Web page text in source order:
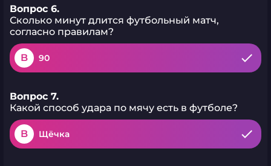
Вопрос 6.
Сколько минут длится футбольный матч,
согласно правилам?
B 90
Вопрос 7.
Какой способ удара по мячу есть в футболе?
B Щёчка